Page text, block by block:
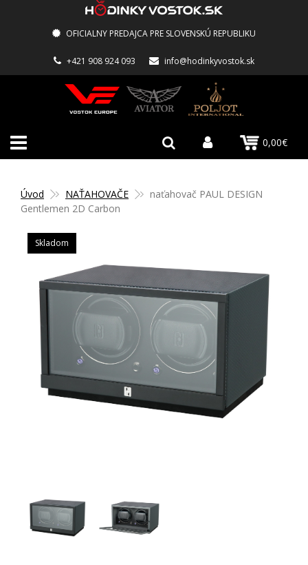
OFICIALNY PREDAJCA PRE SLOVENSKÚ REPUBLIKU
+421 908 924 093 info@hodinkyvostok.sk
0,00€
Úvod NAŤAHOVAČE
naťahovač PAUL DESIGN
Gentlemen 2D Carbon
Skladom